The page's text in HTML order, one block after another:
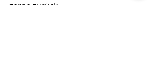
gerne zurück.